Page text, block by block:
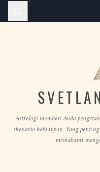
Astrologi memberi Anda
skenario kehidupan. Yang
memahami